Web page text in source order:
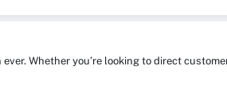
Whether you’re looking to direct